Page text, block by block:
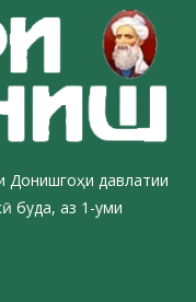
Донишгоҳи давлатии
буда, аз 1-уми